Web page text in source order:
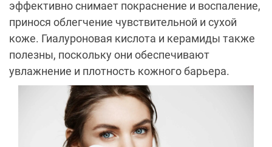
эффективно снимает покраснение и воспаление,
принося облегчение чувствительной и сухой
коже. Гиалуроновая кислота и керамиды также
полезны, поскольку они обеспечивают
увлажнение и плотность кожного барьера.